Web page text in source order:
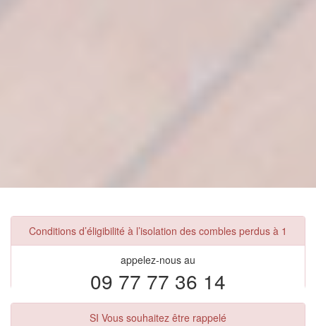
Conditions d’éligibilité à l’isolation des combles perdus à 1
appelez-nous au
09 77 77 36 14
SI Vous souhaitez être rappelé